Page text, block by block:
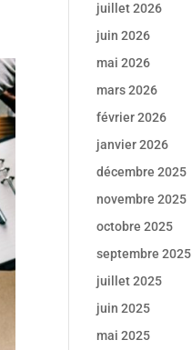
juillet 2026
juin 2026
mai 2026
mars 2026
février 2026
janvier 2026
décembre 2025
novembre 2025
octobre 2025
septembre 2025
juillet 2025
juin 2025
mai 2025